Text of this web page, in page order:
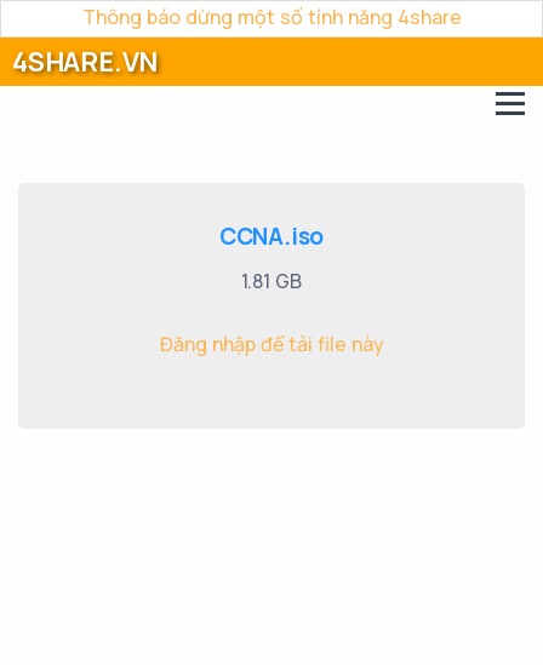
Thông báo dừng một số tính năng 4share
4SHARE.VN
CCNA.iso
1.81 GB
Đăng nhập để tải file này